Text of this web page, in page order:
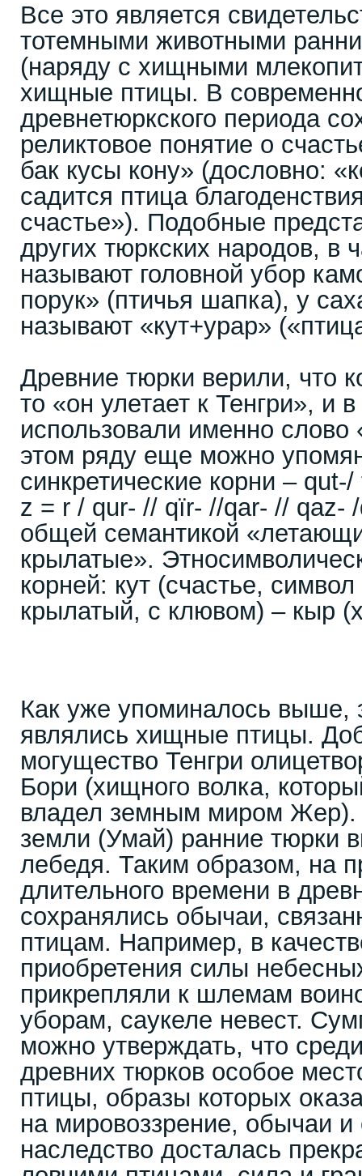
Все это является
тотемными животными
(наряду с хищными
хищные птицы. В
древнетюркского периода
реликтовое понятие о
бак кусы кону» (дословно:
садится птица
счастье»). Подобные
других тюркских народов, в
называют головной убор
порук» (птичья шапка), у
называют «кут+урар»
Древние тюрки верили, что
то «он улетает к Тенгри», и
использовали именно слово
этом ряду еще можно
синкретические корни –
z = r / qur- // qïr- //qar- // qaz-
общей семантикой
крылатые».
корней: кут (счастье,
крылатый, с клювом) – кыр
Как уже упоминалось выше,
являлись хищные птицы.
могущество Тенгри
Бори (хищного волка,
владел земным миром
земли (Умай) ранние тюрки
лебедя. Таким образом, на
длительного времени в
сохранялись обычаи,
птицам. Например, в
приобретения силы
прикрепляли к шлемам
уборам, саукеле невест.
можно утверждать, что
древних тюрков особое
птицы, образы которых
на мировоззрение, обычаи
наследство досталась